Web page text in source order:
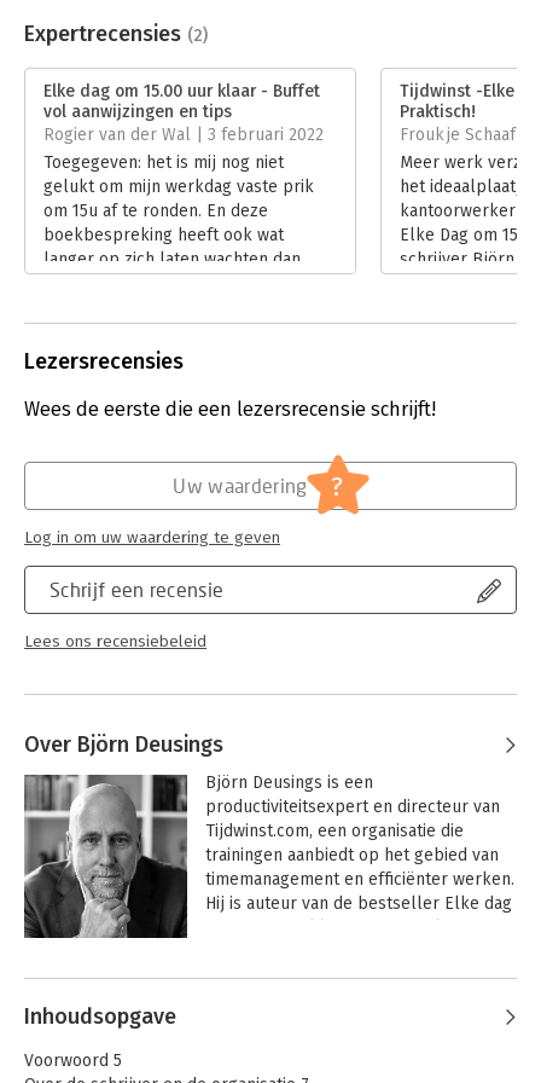
Bestandsformaat:
epub
Uitgever:
Kosmos Uitgevers
Druk:
1
Verschijningsdatum:
1-6-2021
Hoofdrubriek: Persoonlijke effectiviteit
Expertrecensies (2)
Elke dag om 15.00 uur klaar - Buffet
vol aanwijzingen en tips
Rogier van der Wal | 3 februari 2022
Toegegeven: het is mij nog niet
gelukt om mijn werkdag vaste prik
om 15u af te ronden. En deze
boekbespreking heeft ook wat
langer op zich laten wachten dan
uiteindelijk zeker de moeite en opent
Lees verder
Tijdwinst -Elke
Praktisch!
Froukje Schaaf |
Meer werk
het ideaalplaatje
kantoorwerker
Elke Dag om
schrijver Björn
Lees verder
Lezersrecensies
Wees de eerste die een lezersrecensie schrijft!
Schrijf een recensie
Lees ons recensiebeleid
Uw waardering ?
Log in om uw waardering te geven
Over Björn Deusings
Björn Deusings is een
productiviteitsexpert en directeur van
Tijdwinst.com, een organisatie die
trainingen aanbiedt op het gebied van
timemanagement en efficiënter werken.
Hij is auteur van de bestseller Elke dag
rust krijgt. Maar zelfs hij trapte in de
in zijn nieuwste boek Full Focus op wat
Andere boeken door Björn
Deusings
Inhoudsopgave
Voorwoord 5